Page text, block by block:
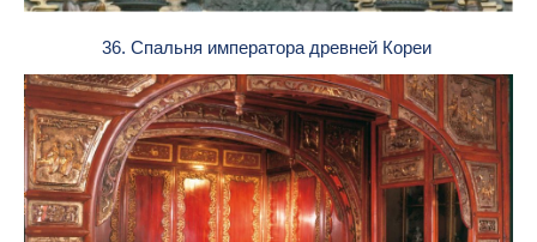
36. Спальня императора древней Кореи